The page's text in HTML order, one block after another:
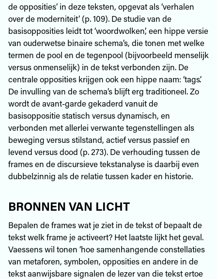
de opposities’ in deze teksten, opgevat als ‘verhalen
over de moderniteit’ (p. 109). De studie van de
basisopposities leidt tot ‘woordwolken’, een hippe versie
van ouderwetse binaire schema’s, die tonen met welke
termen de pool en de tegenpool (bijvoorbeeld menselijk
versus onmenselijk) in de tekst verbonden zijn. De
centrale opposities krijgen ook een hippe naam: ‘tags’.
De invulling van de schema’s blijft erg traditioneel. Zo
wordt de avant-garde gekaderd vanuit de
basisoppositie statisch versus dynamisch, en
verbonden met allerlei verwante tegenstellingen als
beweging versus stilstand, actief versus passief en
levend versus dood (p. 273). De verhouding tussen de
frames en de discursieve tekstanalyse is daarbij even
dubbelzinnig als de relatie tussen kader en historie.
BRONNEN VAN LICHT
Bepalen de frames wat je ziet in de tekst of bepaalt de
tekst welk frame je activeert? Het laatste lijkt het geval.
Vaessens wil tonen ‘hoe samenhangende constellaties
van metaforen, symbolen, opposities en andere in de
tekst aanwijsbare signalen de lezer van die tekst ertoe